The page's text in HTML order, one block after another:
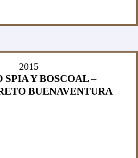
2015
SPIA Y BOSCOAL –
BUENAVENTURA